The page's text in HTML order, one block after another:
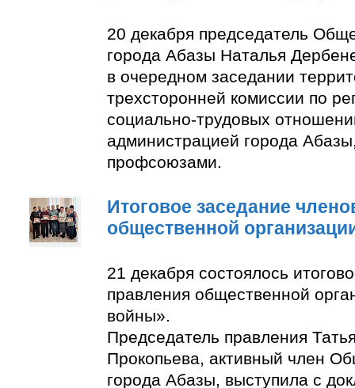
20 декабря председатель
города Абазы Наталья
в очередном заседании
трехсторонней комиссии по
социально-трудовых
администрацией города
профсоюзами.
Итоговое заседание
общественной
21 декабря состоялось
правления общественной
войны».
Председатель правления
Прокопьева, активный член
города Абазы, выступила с